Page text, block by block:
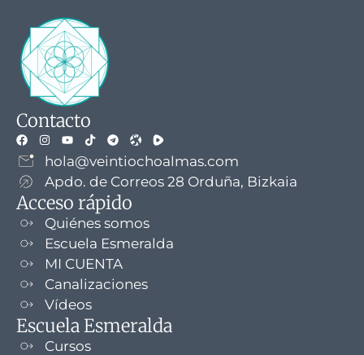
Contacto
hola@veintiochoalmas.com
Apdo. de Correos 28 Orduña, Bizkaia
Acceso rápido
Quiénes somos
Escuela Esmeralda
MI CUENTA
Canalizaciones
Vídeos
Escuela Esmeralda
Cursos